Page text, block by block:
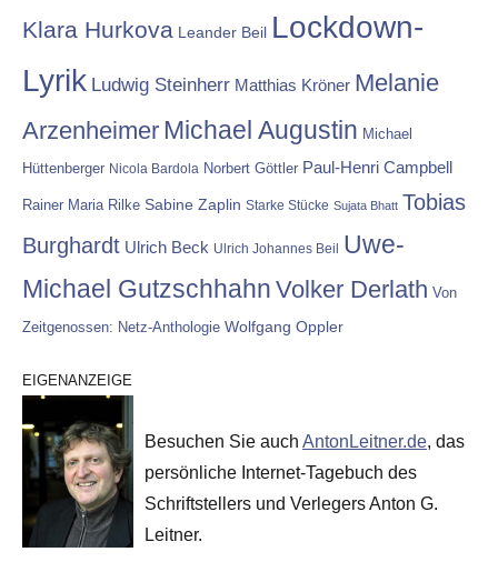
Klara Hurkova Leander Beil Lockdown-
Lyrik Ludwig Steinherr Matthias Kröner Melanie
Arzenheimer Michael Augustin Michael
Hüttenberger Nicola Bardola Norbert Göttler Paul-Henri Campbell
Rainer Maria Rilke Sabine Zaplin Starke Stücke Sujata Bhatt Tobias
Burghardt Ulrich Beck Ulrich Johannes Beil
Uwe-
Michael Gutzschhahn Volker Derlath Von
Zeitgenossen: Netz-Anthologie Wolfgang Oppler
EIGENANZEIGE
Besuchen Sie auch AntonLeitner.de, das
persönliche Internet-Tagebuch des
Schriftstellers und Verlegers Anton G.
Leitner.